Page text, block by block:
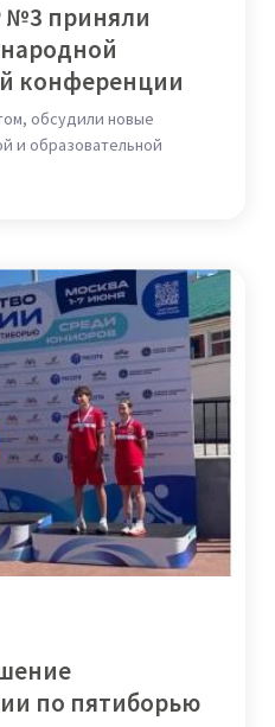
№3 приняли
конференции
обсудили новые
и образовательной
по пятиборью